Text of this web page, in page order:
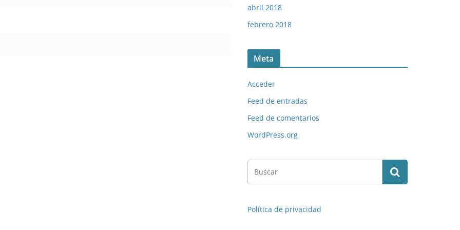
abril 2018
febrero 2018
Meta
Acceder
Feed de entradas
Feed de comentarios
WordPress.org
Política de privacidad